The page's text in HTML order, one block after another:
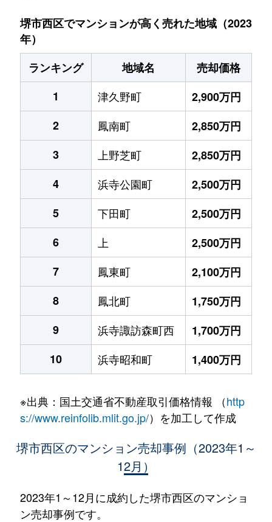
堺市西区でマンションが高く売れた地域（2023
年）
ランキング
地域名
売却価格
1
津久野町
2,900万円
2
鳳南町
2,850万円
3
上野芝町
2,850万円
4
浜寺公園町
2,500万円
5
下田町
2,500万円
6
上
2,500万円
7
鳳東町
2,100万円
8
鳳北町
1,750万円
9
浜寺諏訪森町西
1,700万円
10
浜寺昭和町 1,400万円
※出典：国土交通省不動産取引価格情報 （http
s://www.reinfolib.mlit.go.jp/）を加工して作成
堺市西区のマンション売却事例（2023年1～
12月）
2023年1～12月に成約した堺市西区のマンショ
ン売却事例です。